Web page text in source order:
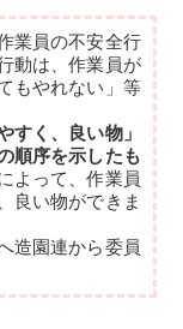
業員の不安全行
動は、作業員が
もやれない」等
すく、良い物」
順序を示したも
よって、作業員
良い物ができま
造園連から委員